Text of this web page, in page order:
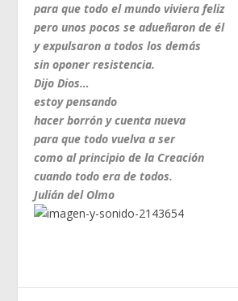
para que todo el mundo viviera feliz
pero unos pocos se adueñaron de él
y expulsaron a todos los demás
sin oponer resistencia.
Dijo Dios…
estoy pensando
hacer borrón y cuenta nueva
para que todo vuelva a ser
como al principio de la Creación
cuando todo era de todos.
Julián del Olmo